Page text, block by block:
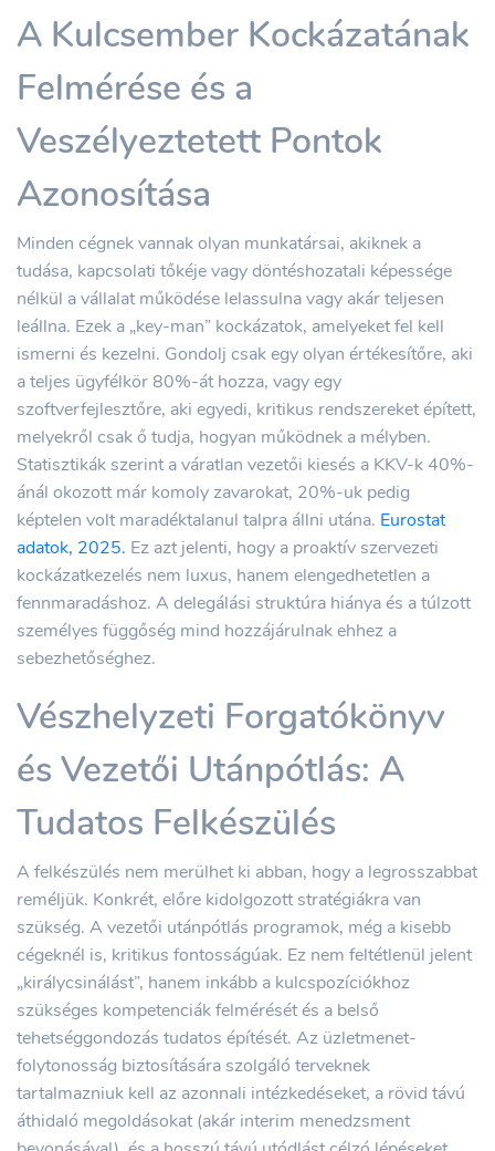
A Kulcsember Kockázatának
Felmérése és a
Veszélyeztetett Pontok
Azonosítása
Minden cégnek vannak olyan munkatársai, akiknek a
tudása, kapcsolati tőkéje vagy döntéshozatali képessége
nélkül a vállalat működése lelassulna vagy akár teljesen
leállna. Ezek a „key-man” kockázatok, amelyeket fel kell
ismerni és kezelni. Gondolj csak egy olyan értékesítőre, aki
a teljes ügyfélkör 80%-át hozza, vagy egy
szoftverfejlesztőre, aki egyedi, kritikus rendszereket épített,
melyekről csak ő tudja, hogyan működnek a mélyben.
Statisztikák szerint a váratlan vezetői kiesés a KKV-k 40%-
ánál okozott már komoly zavarokat, 20%-uk pedig
képtelen volt maradéktalanul talpra állni utána. Eurostat
adatok, 2025. Ez azt jelenti, hogy a proaktív szervezeti
kockázatkezelés nem luxus, hanem elengedhetetlen a
fennmaradáshoz. A delegálási struktúra hiánya és a túlzott
személyes függőség mind hozzájárulnak ehhez a
sebezhetőséghez.
Vészhelyzeti Forgatókönyv
és Vezetői Utánpótlás: A
Tudatos Felkészülés
A felkészülés nem merülhet ki abban, hogy a legrosszabbat
reméljük. Konkrét, előre kidolgozott stratégiákra van
szükség. A vezetői utánpótlás programok, még a kisebb
cégeknél is, kritikus fontosságúak. Ez nem feltétlenül jelent
„királycsinálást”, hanem inkább a kulcspozíciókhoz
szükséges kompetenciák felmérését és a belső
tehetséggondozás tudatos építését. Az üzletmenet-
folytonosság biztosítására szolgáló terveknek
tartalmazniuk kell az azonnali intézkedéseket, a rövid távú
áthidaló megoldásokat (akár interim menedzsment